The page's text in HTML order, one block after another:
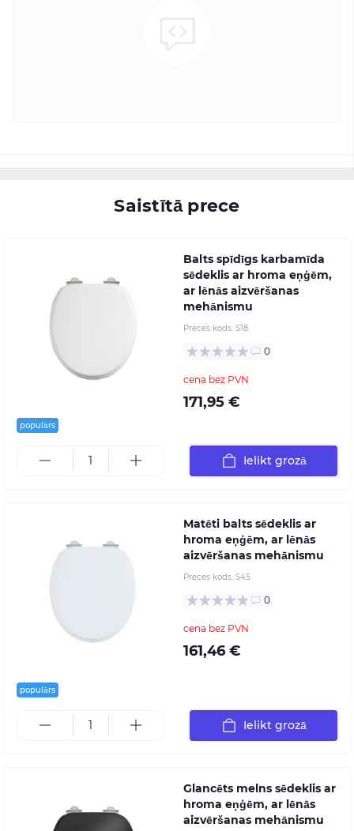
Saistītā prece
populārs
Balts spīdīgs karbamīda
sēdeklis ar hroma eņģēm,
ar lēnās aizvēršanas
mehānismu
Preces kods: S18
0
cena bez PVN
171,95 €
Ielikt grozā
populārs
Matēti balts sēdeklis ar
hroma eņģēm, ar lēnās
aizvēršanas mehānismu
Preces kods: S45
0
cena bez PVN
161,46 €
Ielikt grozā
Glancēts melns sēdeklis ar
hroma eņģēm, ar lēnās
aizvēršanas mehānismu